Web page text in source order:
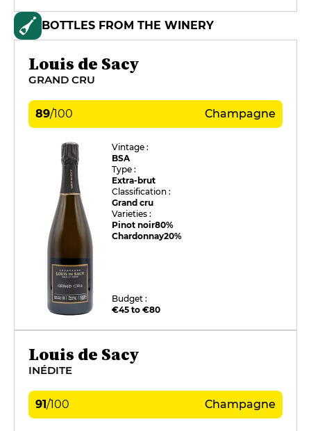
BOTTLES FROM THE WINERY
Louis de Sacy
GRAND CRU
89/100 Champagne
Vintage :
BSA
Type :
Extra-brut
Classification :
Grand cru
Varieties :
Pinot noir80%
Chardonnay20%
Budget :
€45 to €80
Louis de Sacy
INÉDITE
91/100 Champagne